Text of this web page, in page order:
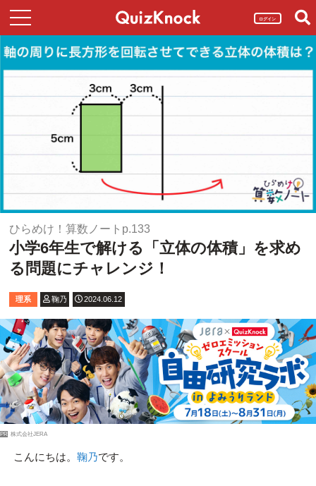
ログイン
ひらめけ！算数ノートp.133
小学6年生で解ける「立体の体積」を求め
る問題にチャレンジ！
理系 鞠乃 2024.06.12
PR 株式会社JERA
こんにちは。 鞠乃です。